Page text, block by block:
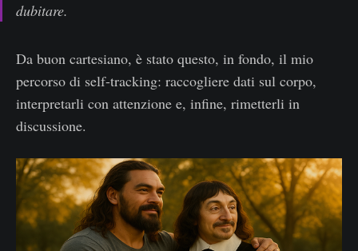
dubitare.
Da buon cartesiano, è stato questo, in fondo, il mio
percorso di self-tracking: raccogliere dati sul corpo,
interpretarli con attenzione e, infine, rimetterli in
discussione.